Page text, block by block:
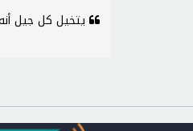
يتخيل كل جيل